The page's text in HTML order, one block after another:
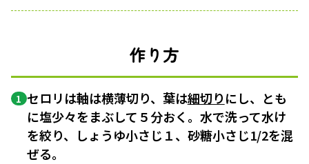
作り方
1 セロリは軸は横薄切り、葉は細切りにし、とも
に塩少々をまぶして５分おく。水で洗って水け
を絞り、しょうゆ小さじ１、砂糖小さじ1/2を混
ぜる。